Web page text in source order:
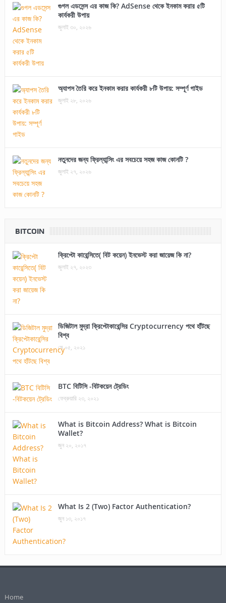
গুগল এডসেন্স এর কাজ কি? AdSense থেকে ইনকাম করার ৫টি
কার্যকরী উপায়
জুলাই ৩০, ২০২৬
অ্যাপস তৈরি করে ইনকাম করার কার্যকরী ৮টি উপায়: সম্পূর্ণ গাইড
জুলাই ২৮, ২০২৬
নতুনদের জন্য ফ্রিল্যান্সিং এর সবচেয়ে সহজ কাজ কোনটি ?
জুলাই ২৭, ২০২৬
BITCOIN
ক্রিপ্টো কারেন্সিতে( বিট কয়েন) ইনভেস্ট করা জায়েজ কি না?
জুলাই ২৭, ২০২৩
ডিজিটাল মুদ্রা ক্রিপ্টোকারেন্সির Cryptocurrency পথে হাঁটছে
বিশ্ব
মে ০৫, ২০২১
BTC বিটিসি -বিটকয়েন ট্রেডিং
ফেব্রুয়ারি ২৩, ২০২১
What is Bitcoin Address? What is Bitcoin
Wallet?
জুন ২০, ২০১৭
What Is 2 (Two) Factor Authentication?
জুন ১৩, ২০১৭
Home